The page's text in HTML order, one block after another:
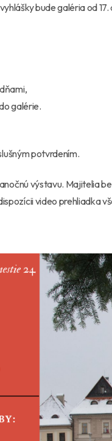
bude galéria od
galérie.
potvrdením.
výstavu. Majitelia
video prehliadka